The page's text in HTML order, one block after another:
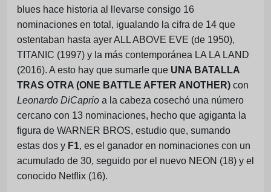
blues hace historia al llevarse consigo 16
nominaciones en total, igualando la cifra de 14 que
ostentaban hasta ayer ALL ABOVE EVE (de 1950),
TITANIC (1997) y la más contemporánea LA LA LAND
(2016). A esto hay que sumarle que UNA BATALLA
TRAS OTRA (ONE BATTLE AFTER ANOTHER) con
Leonardo DiCaprio a la cabeza cosechó una número
cercano con 13 nominaciones, hecho que agiganta la
figura de WARNER BROS, estudio que, sumando
estas dos y F1, es el ganador en nominaciones con un
acumulado de 30, seguido por el nuevo NEON (18) y el
conocido Netflix (16).